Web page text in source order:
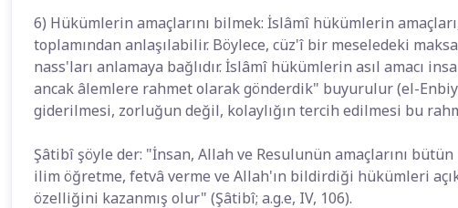
6) Hükümlerin amaçlarını bilmek: İslâmî hükümlerin
toplamından anlaşılabilir. Böylece, cüz'î bir meseledeki
nass'ları anlamaya bağlıdır. İslâmî hükümlerin asıl amacı
ancak âlemlere rahmet olarak gönderdik" buyurulur (el-
giderilmesi, zorluğun değil, kolaylığın tercih edilmesi bu
Şâtibî şöyle der: "İnsan, Allah ve Resulunün amaçlarını
ilim öğretme, fetvâ verme ve Allah'ın bildirdiği hükümleri
özelliğini kazanmış olur" (Şâtibî; a.g.e, IV, 106).